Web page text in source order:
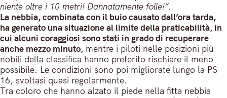
niente oltre i 10 metri! Dannatamente folle!”.
La nebbia, combinata con il buio causato dall’ora tarda,
ha generato una situazione al limite della praticabilità, in
cui alcuni coraggiosi sono stati in grado di recuperare
anche mezzo minuto, mentre i piloti nelle posizioni più
nobili della classifica hanno preferito rischiare il meno
possibile. Le condizioni sono poi migliorate lungo la PS
16, svoltasi quasi regolarmente.
Tra coloro che hanno alzato il piede nella fitta nebbia